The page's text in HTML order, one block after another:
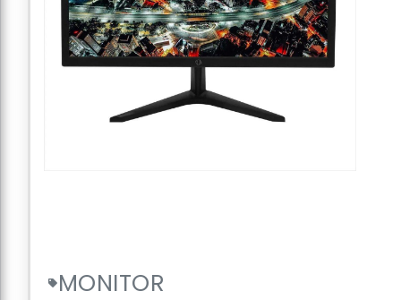
MONITOR